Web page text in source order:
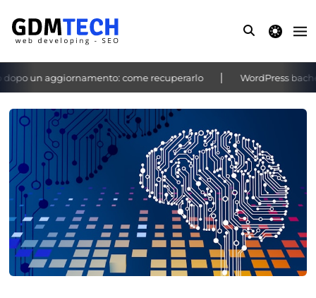
theme
un aggiornamento: come recuperarlo WordPress
‹ ›